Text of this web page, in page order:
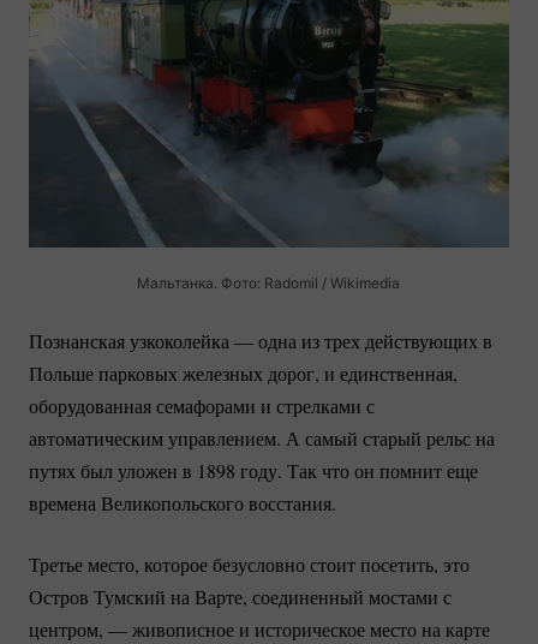
Мальтанка. Фото: Radomil / Wikimedia
Познанская узкоколейка — одна из трех действующих в
Польше парковых железных дорог, и единственная,
оборудованная семафорами и стрелками с
автоматическим управлением. А самый старый рельс на
путях был уложен в 1898 году. Так что он помнит еще
времена Великопольского восстания.
Третье место, которое безусловно стоит посетить, это
Остров Тумский на Варте, соединенный мостами с
центром, — живописное и историческое место на карте